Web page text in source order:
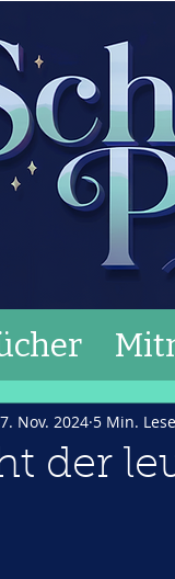
der
Nov. 2024 5 Min.